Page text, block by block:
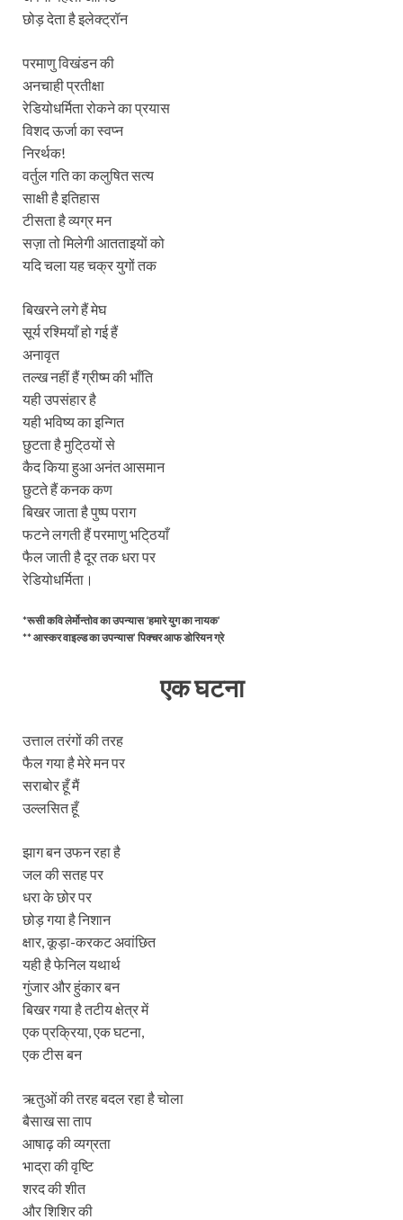
छोड़ देता है इलेक्ट्रॉन
परमाणु विखंडन की
अनचाही प्रतीक्षा
रेडियोधर्मिता रोकने का प्रयास
विशद ऊर्जा का स्वप्न
निरर्थक!
वर्तुल गति का कलुषित सत्य
साक्षी है इतिहास
टीसता है व्यग्र मन
सज़ा तो मिलेगी आतताइयों को
यदि चला यह चक्र युगों तक
बिखरने लगे हैं मेघ
सूर्य रश्मियाँ हो गई हैं
अनावृत
तल्ख नहीं हैं ग्रीष्म की भाँति
यही उपसंहार है
यही भविष्य का इन्गित
छुटता है मुटि्ठयों से
कैद किया हुआ अनंत आसमान
छुटते हैं कनक कण
बिखर जाता है पुष्प पराग
फटने लगती हैं परमाणु भटि्ठयाँ
फैल जाती है दूर तक धरा पर
रेडियोधर्मिता।
*रूसी कवि लेर्मोन्तोव का उपन्यास ‘हमारे युग का नायक’
** आस्कर वाइल्ड का उपन्यास’ पिक्चर आफ डोरियन ग्रे
एक घटना
उत्ताल तरंगों की तरह
फैल गया है मेरे मन पर
सराबोर हूँ मैं
उल्लसित हूँ
झाग बन उफन रहा है
जल की सतह पर
धरा के छोर पर
छोड़ गया है निशान
क्षार, कूड़ा-करकट अवांछित
यही है फेनिल यथार्थ
गुंजार और हुंकार बन
बिखर गया है तटीय क्षेत्र में
एक प्रक्रिया, एक घटना,
एक टीस बन
ऋतुओं की तरह बदल रहा है चोला
बैसाख सा ताप
आषाढ़ की व्यग्रता
भाद्रा की वृष्टि
शरद की शीत
और शिशिर की